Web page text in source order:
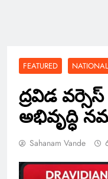
FEATURED NATIONAL
ద్రవిడ
అభివృద్ధి
Sahanam Vande